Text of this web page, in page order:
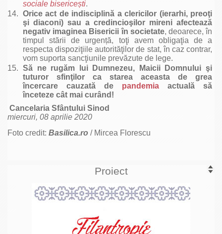
sociale bisericești.
Orice act de indisciplină a clericilor (ierarhi, preoţi
şi diaconi) sau a credincioşilor mireni afectează
negativ imaginea Bisericii în societate, deoarece, în
timpul stării de urgență, toţi avem obligaţia de a
respecta dispoziţiile autorităţilor de stat, în caz contrar,
vom suporta sancţiunile prevăzute de lege.
Să ne rugăm lui Dumnezeu, Maicii Domnului şi
tuturor sfinţilor ca starea aceasta de grea
încercare cauzată de pandemia actuală să
înceteze cât mai curând!
Cancelaria Sfântului Sinod
miercuri, 08 aprilie 2020
Foto credit: Basilica.ro / Mircea Florescu
Proiect